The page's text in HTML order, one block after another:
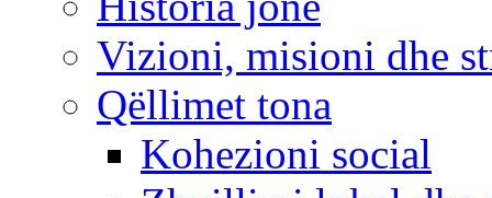
Vizioni, misioni dhe
Qëllimet tona
Kohezioni social